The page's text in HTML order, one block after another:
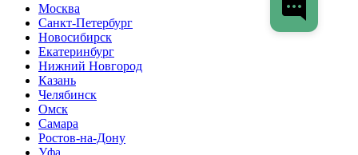
Москва
Санкт-Петербург
Новосибирск
Екатеринбург
Нижний Новгород
Казань
Челябинск
Омск
Самара
Ростов-на-Дону
Уфа